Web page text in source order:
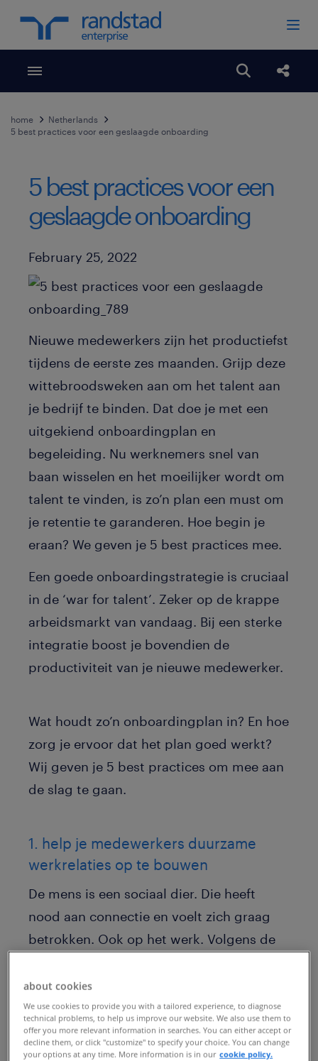
Toggle menubar Open
home
Netherlands
5 best practices voor een geslaagde onboarding
5 best practices voor een
geslaagde onboarding
Published Date
February 25, 2022
Nieuwe medewerkers zijn het productiefst
tijdens de eerste zes maanden. Grijp deze
wittebroodsweken aan om het talent aan
je bedrijf te binden. Dat doe je met een
uitgekiend onboardingplan en
begeleiding. Nu werknemers snel van
baan wisselen en het moeilijker wordt om
talent te vinden, is zo’n plan een must om
je retentie te garanderen. Hoe begin je
eraan? We geven je 5 best practices mee.
Een goede onboardingstrategie is cruciaal
in de ‘war for talent’. Zeker op de krappe
arbeidsmarkt van vandaag. Bij een sterke
integratie boost je bovendien de
productiviteit van je nieuwe medewerker.
Wat houdt zo’n onboardingplan in? En hoe
zorg je ervoor dat het plan goed werkt?
Wij geven je 5 best practices om mee aan
de slag te gaan.
1. help je medewerkers duurzame
werkrelaties op te bouwen
De mens is een sociaal dier. Die heeft
nood aan connectie en voelt zich graag
betrokken. Ook op het werk. Volgens de
duurzame relaties op het werk, één van de
voornaamste redenen waarom een nieuwe
medewerker al vlug uitkijkt naar een
andere job. Hoe creëer je een omgeving
about cookies
We use cookies to provide you with a tailored experience, to diagnose
technical problems, to help us improve our website. We also use them to
offer you more relevant information in searches. You can either accept or
decline them, or click "customize" to specify your choice. You can change
your options at any time. More information is in our cookie policy.